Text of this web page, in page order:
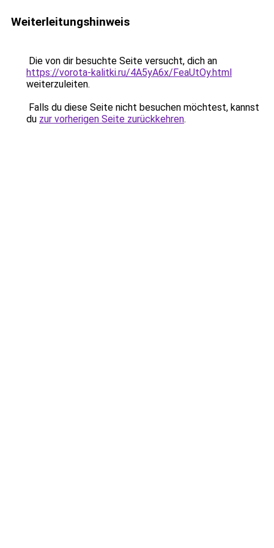
Weiterleitungshinweis
Die von dir besuchte Seite versucht, dich an
https://vorota-kalitki.ru/4A5yA6x/FeaUtOy.html
weiterzuleiten.
Falls du diese Seite nicht besuchen möchtest, kannst
du zur vorherigen Seite zurückkehren.